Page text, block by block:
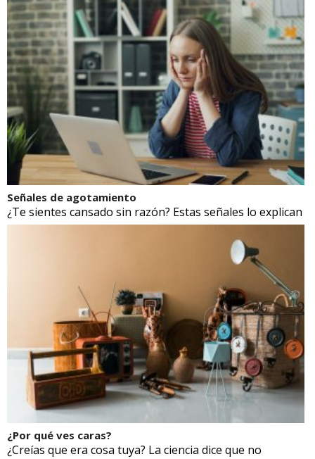
Señales de agotamiento
¿Te sientes cansado sin razón? Estas señales lo explican
¿Por qué ves caras?
¿Creías que era cosa tuya? La ciencia dice que no